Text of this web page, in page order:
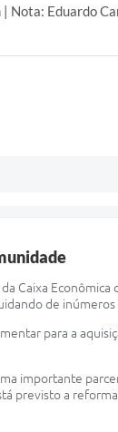
| Nota: Eduardo
Caixa Econômica
de
para a
importante
previsto a